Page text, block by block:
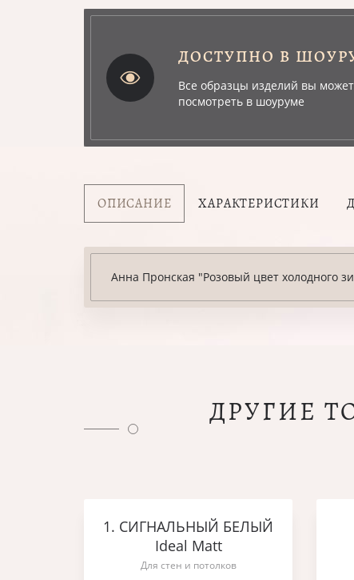
ДОСТУПНО В
Все образцы изделий вы
посмотреть в шоуруме
ОПИСАНИЕ ХАРАКТЕРИСТИКИ
Анна Пронская "Розовый цвет холодного
ДРУГИЕ
1. СИГНАЛЬНЫЙ БЕЛЫЙ
Ideal Matt
Для стен и потолков